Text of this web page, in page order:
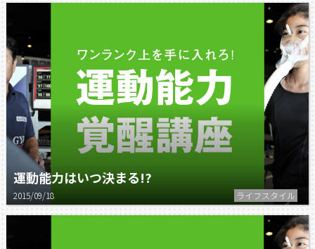
運動能力はいつ決まる!?
2015/09/18 ライフスタイル